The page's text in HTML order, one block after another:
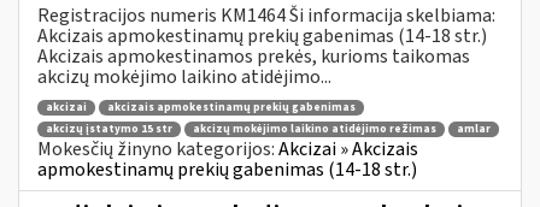
Registracijos numeris KM1464 Ši informacija skelbiama:
Akcizais apmokestinamų prekių gabenimas (14-18 str.)
Akcizais apmokestinamos prekės, kurioms taikomas
akcizų mokėjimo laikino atidėjimo...
akcizai
akcizais apmokestinamų prekių gabenimas
akcizų įstatymo 15 str
akcizų mokėjimo laikino atidėjimo režimas amlar
Mokesčių žinyno kategorijos:Akcizai » Akcizais
apmokestinamų prekių gabenimas (14-18 str.)